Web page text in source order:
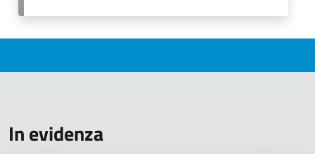
In evidenza